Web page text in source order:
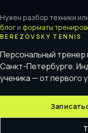
Нужен разбор техники
блог и форматы
BEREZOVSKY TENNIS
Персональный тренер
Санкт-Петербурге.
ученика — от первого